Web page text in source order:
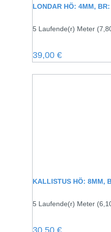
LONDAR HÖ: 4MM,
5 Laufende(r) Meter
Regulärer Preis:
39,00 €
KALLISTUS HÖ: 8MM,
5 Laufende(r) Meter
Regulärer Preis: